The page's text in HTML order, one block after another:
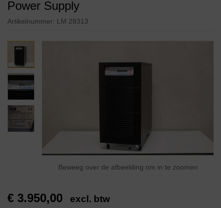
Power Supply
Artikelnummer: LM 28313
Beweeg over de afbeelding om in te zoomen
€ 3.950,00 excl. btw